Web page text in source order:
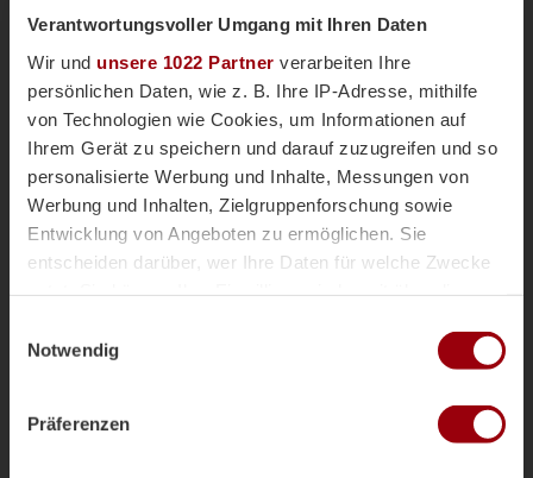
Verantwortungsvoller Umgang mit Ihren Daten
Wir und unsere 1022 Partner verarbeiten Ihre
persönlichen Daten, wie z. B. Ihre IP-Adresse, mithilfe
von Technologien wie Cookies, um Informationen auf
Ihrem Gerät zu speichern und darauf zuzugreifen und so
personalisierte Werbung und Inhalte, Messungen von
Werbung und Inhalten, Zielgruppenforschung sowie
Entwicklung von Angeboten zu ermöglichen. Sie
entscheiden darüber, wer Ihre Daten für welche Zwecke
Trigger Symbol ändern oder widerrufen
Informationen über Ihre geografische Lage erfassen,
Notwendig
Präferenzen
MastersMagazin vor 2 Tagen
M40 Herren feiern Bronzemedaille
Hockey (WMH) World Cups ist beendet. Gleich drei
der sechs deutschen Mastersteams kämpften im
können ihr erfolgreiches Turnier verdient mit der
Bronzemedaille krönen. Hier ist die Bilanz der